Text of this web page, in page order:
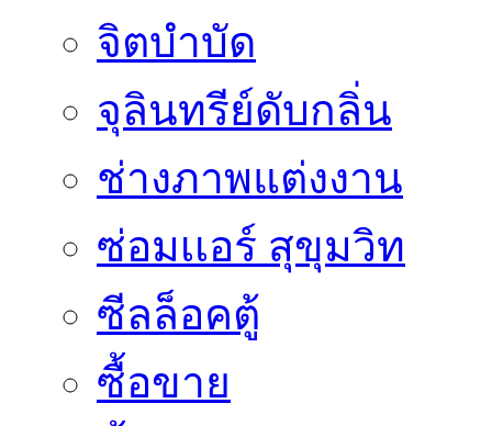
จิตบำบัด
จุลินทรีย์ดับกลิ่น
ช่างภาพแต่งงาน
ซ่อมเเอร์ สุขุมวิท
ซีลล็อคตู้
ซื้อขาย